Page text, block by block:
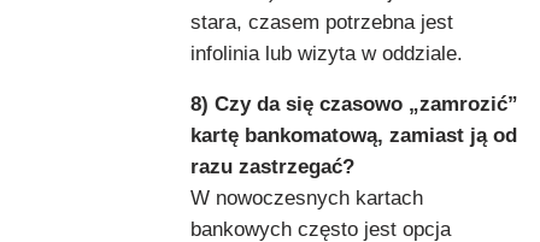
stara, czasem potrzebna jest
infolinia lub wizyta w oddziale.
8) Czy da się czasowo „zamrozić”
kartę bankomatową, zamiast ją od
razu zastrzegać?
W nowoczesnych kartach
bankowych często jest opcja